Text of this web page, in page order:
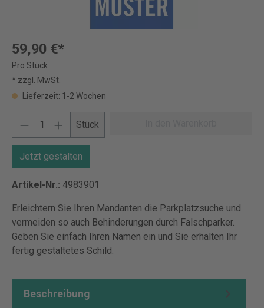
59,90 €*
Pro Stück
* zzgl. MwSt.
Lieferzeit: 1-2 Wochen
Stück
Jetzt gestalten
Artikel-Nr.: 4983901
Erleichtern Sie Ihren Mandanten die Parkplatzsuche und
vermeiden so auch Behinderungen durch Falschparker.
Geben Sie einfach Ihren Namen ein und Sie erhalten Ihr
fertig gestaltetes Schild.
Beschreibung